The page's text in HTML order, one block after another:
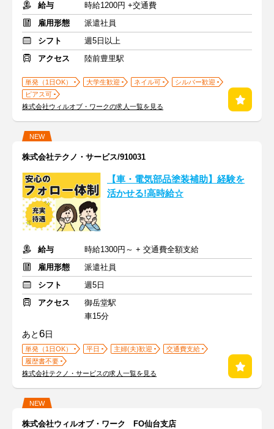
給与
時給1200円 +交通費
雇用形態
派遣社員
シフト
週5日以上
アクセス
陸前豊里駅
単発（1日OK） 大学生歓迎 ネイル可
シルバー歓迎
ピアス可
株式会社ウィルオブ・ワークの求人一覧を見る
NEW
株式会社テクノ・サービス/910031
【車・電気部品塗装補助】経験を
活かせる!高時給☆
給与
時給1300円～ + 交通費全額支給
雇用形態
派遣社員
シフト
週5日
アクセス
御岳堂駅
車15分
あと6日
単発（1日OK） 平日 主婦(夫)歓迎
交通費支給
履歴書不要
株式会社テクノ・サービスの求人一覧を見る
NEW
株式会社ウィルオブ・ワーク FO仙台支店